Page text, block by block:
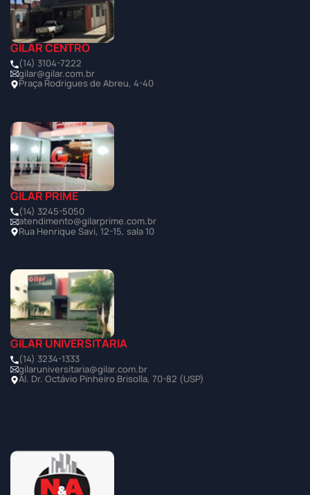
GILAR CENTRO
(14) 3104-7222
gilar@gilar.com.br
Praça Rodrigues de Abreu, 4-40
GILAR PRIME
(14) 3245-5050
atendimento@gilarprime.com.br
Rua Henrique Savi, 12-15, sala 10
GILAR UNIVERSITÁRIA
(14) 3234-1333
gilaruniversitaria@gilar.com.br
Al. Dr. Octávio Pinheiro Brisolla, 70-82 (USP)